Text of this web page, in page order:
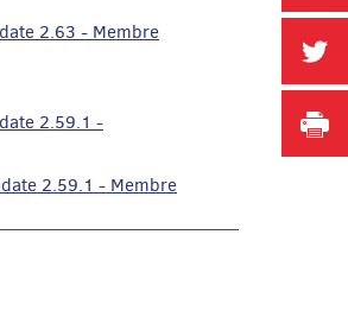
2.63 - Membre
2.59.1 -
2.59.1 - Membre